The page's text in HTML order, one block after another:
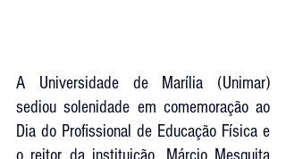
A Universidade de Marília (Unimar)
sediou solenidade em comemoração ao
Dia do Profissional de Educação Física e